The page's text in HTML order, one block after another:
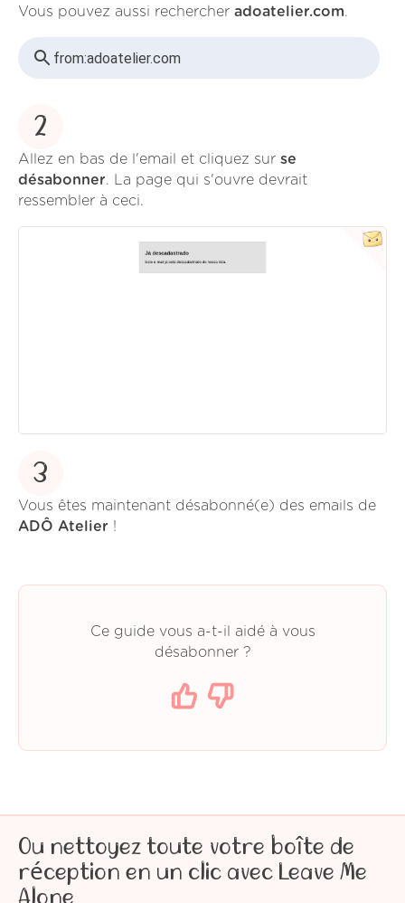
Vous pouvez aussi rechercher adoatelier.com.
from:adoatelier.com
2
Allez en bas de l'email et cliquez sur se
désabonner. La page qui s'ouvre devrait
ressembler à ceci.
3
Vous êtes maintenant désabonné(e) des emails de
ADÔ Atelier !
Ce guide vous a-t-il aidé à vous
désabonner ?
Ou nettoyez toute votre boîte de
réception en un clic avec Leave Me
Alone